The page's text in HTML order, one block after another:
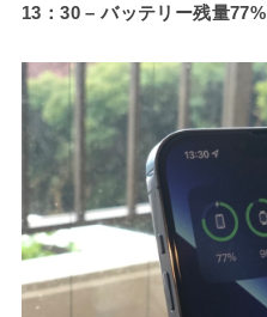
13：30 – バッテリー残量77%